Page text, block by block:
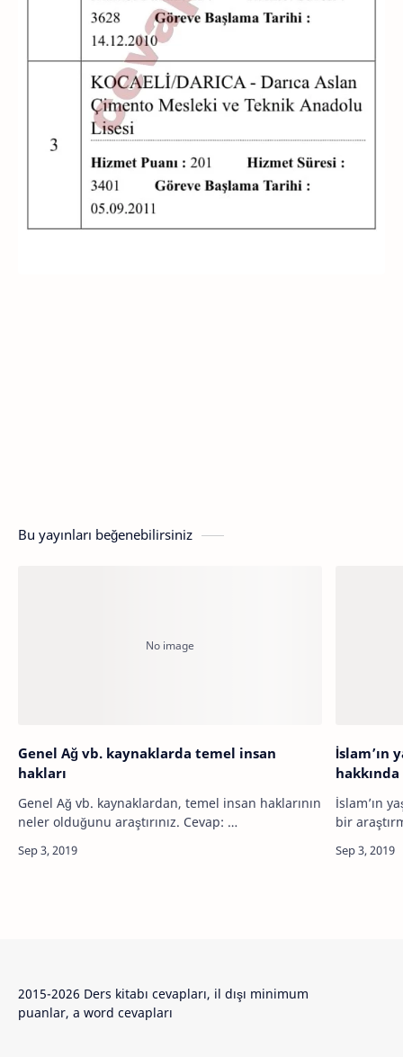
Bu yayınları beğenebilirsiniz
Genel Ağ vb. kaynaklarda temel insan
hakları
Genel Ağ vb. kaynaklardan, temel insan haklarının
neler olduğunu araştırınız. Cevap: …
İslam’ın
İslam’ın
2015-2026 Ders kitabı cevapları, il dışı minimum
puanlar, a word cevapları